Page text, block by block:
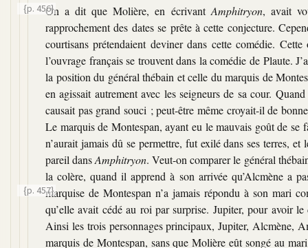
{p. 456}On a dit que Molière, en écrivant Amphitryon, avait
rapprochement des dates se prête à cette conjecture.
courtisans prétendaient deviner dans cette comédie.
l’ouvrage français se trouvent dans la comédie de Plaute.
la position du général thébain et celle du marquis de
en agissait autrement avec les seigneurs de sa cour.
causait pas grand souci ; peut-être même croyait-il de
Le marquis de Montespan, ayant eu le mauvais goût de se
n’aurait jamais dû se permettre, fut exilé dans ses terres,
pareil dansAmphitryon. Veut-on comparer le général
la colère, quand il apprend à son arrivée qu’Alcmène a
marquise de
{p. 457}
Montespan n’a jamais répondu à son mari
qu’elle avait cédé au roi par surprise. Jupiter, pour avoir
Ainsi les trois personnages principaux, Jupiter, Alcmène,
marquis de Montespan, sans que Molière eût songé au